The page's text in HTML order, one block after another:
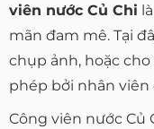
viên nước Củ Chi
mãn đam mê. Tại
chụp ảnh, hoặc
phép bởi nhân viên
Công viên nước Củ